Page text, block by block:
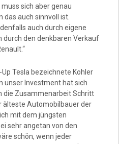
sich aber genau
das auch sinnvoll ist.
auch durch eigene
durch den denkbaren Verkauf
Tesla bezeichnete Kohler
unser Investment hat sich
die Zusammenarbeit Schritt
älteste Automobilbauer der
mit dem jüngsten
sehr angetan von den
schön, wenn jeder